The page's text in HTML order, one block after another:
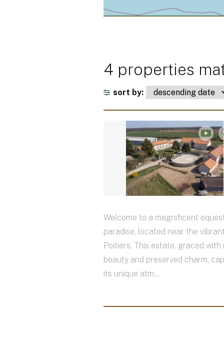
4 properties
sort by:
Welcome to a magnificent
paradise, located near the
Poitiers. This estate, graced with
beauty and preserved charm,
its unique atm...